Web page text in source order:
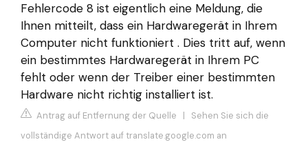
Fehlercode 8 ist eigentlich eine Meldung, die
Ihnen mitteilt, dass ein Hardwaregerät in Ihrem
Computer nicht funktioniert . Dies tritt auf, wenn
ein bestimmtes Hardwaregerät in Ihrem PC
fehlt oder wenn der Treiber einer bestimmten
Hardware nicht richtig installiert ist.
Antrag auf Entfernung der Quelle | Sehen Sie sich die
vollständige Antwort auf translate.google.com an